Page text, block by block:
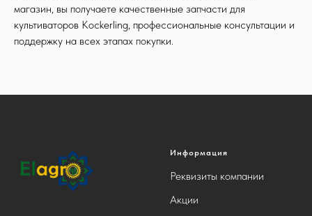
магазин, вы получаете качественные запчасти для
культиваторов Kockerling, профессиональные консультации и
поддержку на всех этапах покупки.
Информация
Реквизиты компании
Акции